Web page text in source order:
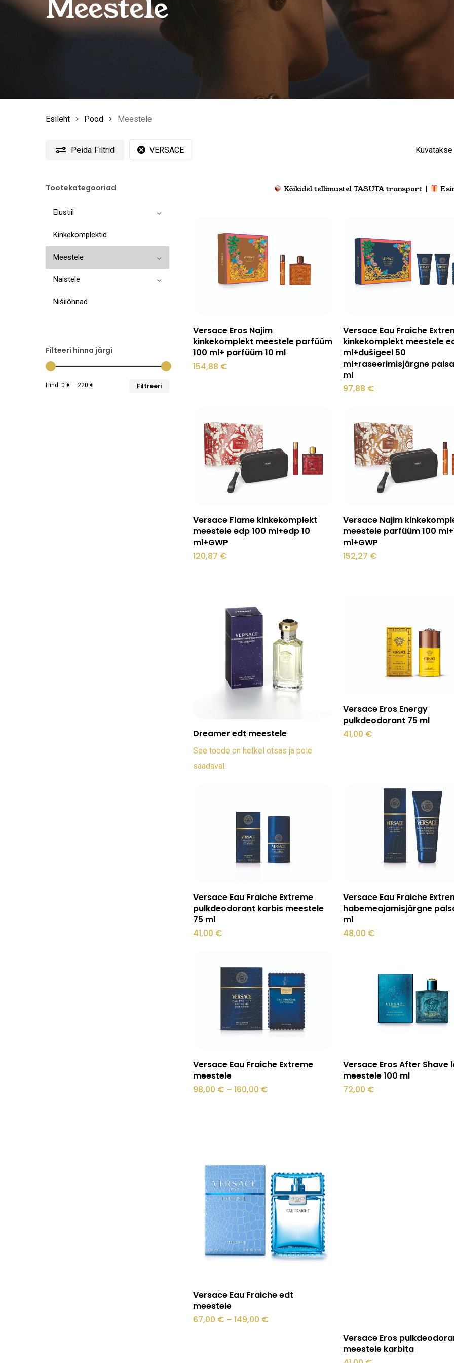
Esileht Pood Meestele
Peida Filtrid VERSACE
Tootekategooriad
Elustiil
Kinkekomplektid
Meestele
Naistele
Nišilõhnad
Filteeri hinna järgi
Filtreeri
Hind: 0 € — 220 €
Kõikidel tellimustel TASUTA transport |
Lisa korvi
Versace Eros Najim
kinkekomplekt meestele parfüüm
100 ml+ parfüüm 10 ml
154,88 €
Lisa korvi
Versace Eau Fraiche
kinkekomplekt meestele
ml+dušigeel 50
ml+raseerimisjärgne
ml
97,88 €
Loe edasi
Versace Flame kinkekomplekt
meestele edp 100 ml+edp 10
ml+GWP
120,87 €
Lisa korvi
Versace Najim
meestele parfüüm 100
ml+GWP
152,27 €
Loe edasi
Dreamer edt meestele
See toode on hetkel otsas ja pole
saadaval.
Lisa korvi
Versace Eros Energy
pulkdeodorant 75 ml
41,00 €
Lisa korvi
Versace Eau Fraiche Extreme
pulkdeodorant karbis meestele
75 ml
41,00 €
Lisa korvi
Versace Eau Fraiche
habemeajamisjärgne
ml
48,00 €
Vali
tootel
on
teha
tootelehel.
Versace Eau Fraiche Extreme
meestele
98,00 € – 160,00 €
Lisa korvi
Versace Eros After Shave
meestele 100 ml
72,00 €
Vali
tootel
on
Versace Eau Fraiche edt
meestele
67,00 € – 149,00 €
Vali
tootel
on
Versace Eros
meestele karbita